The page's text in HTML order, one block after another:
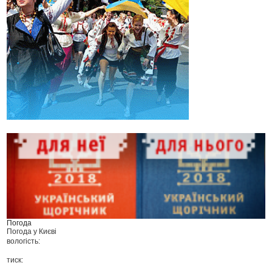
Погода
Погода у Києві
вологість:
тиск: